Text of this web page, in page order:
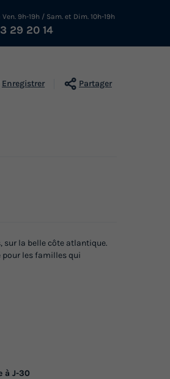
Ven. 9h-19h / Sam. et Dim. 10h-19h
29 20 14
Enregistrer Partager
sur la belle côte atlantique.
pour les familles qui
à J-30